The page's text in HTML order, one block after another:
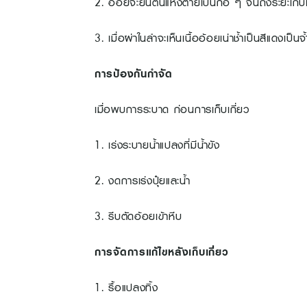
3. เมื่อผ่าในลำจะเห็นเนื้ออ้อยเน่าช้ำเป็นสีแดงเ
การป้องกันกำจัด
เมื่อพบการระบาด ก่อนการเก็บเกี่ยว
1. เร่งระบายน้ำแปลงที่มีน้ำขัง
2. งดการเร่งปุ๋ยและน้ำ
3. รีบตัดอ้อยเข้าหีบ
การจัดการแก้ไขหลังเก็บเกี่ยว
1. รื้อแปลงทิ้ง